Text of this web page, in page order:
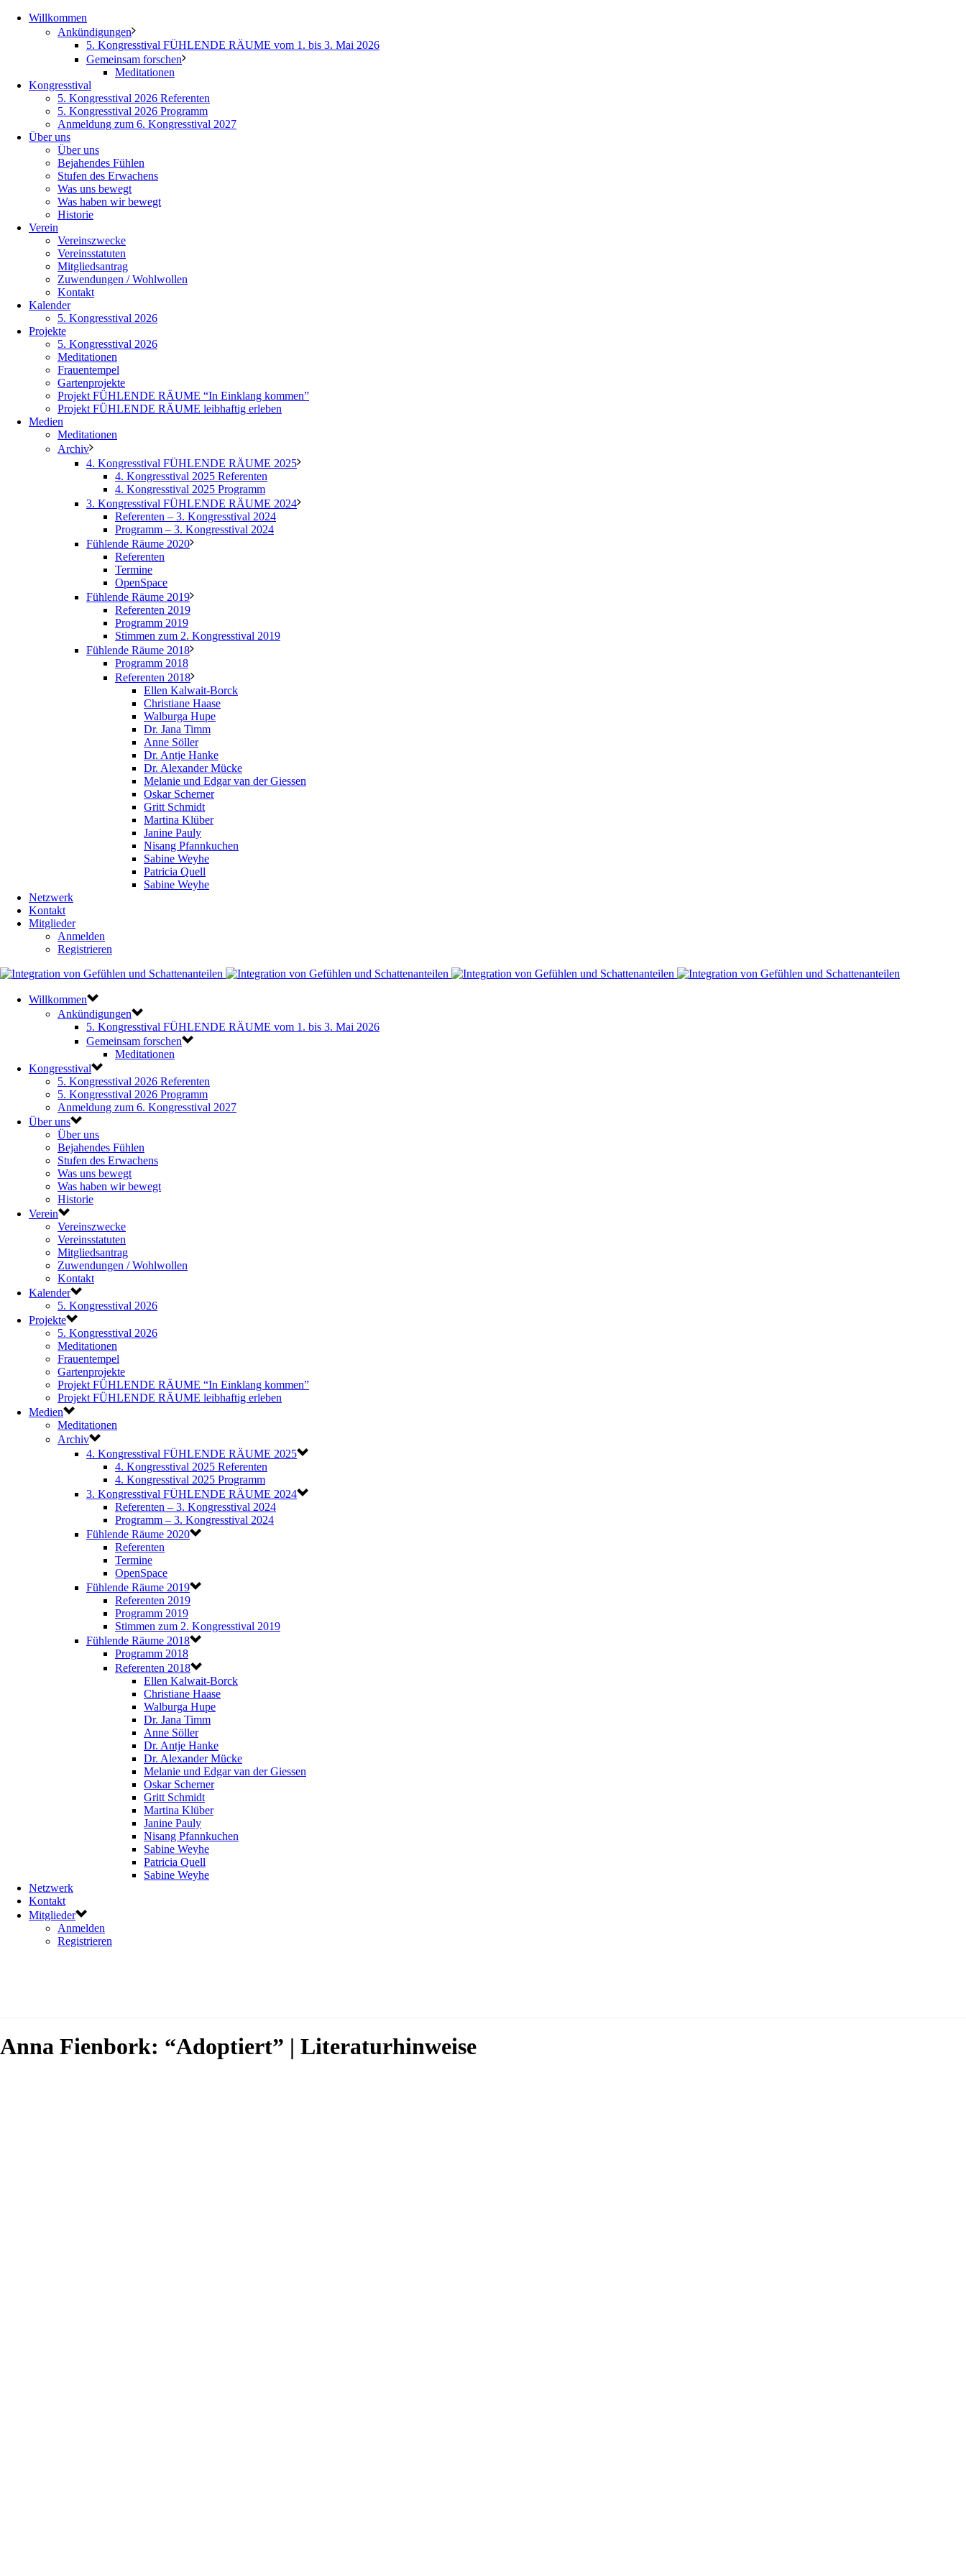
Willkommen
Ankündigungen
5. Kongresstival FÜHLENDE RÄUME vom 1. bis 3. Mai 2026
Gemeinsam forschen
Meditationen
Kongresstival
5. Kongresstival 2026 Referenten
5. Kongresstival 2026 Programm
Anmeldung zum 6. Kongresstival 2027
Über uns
Über uns
Bejahendes Fühlen
Stufen des Erwachens
Was uns bewegt
Was haben wir bewegt
Historie
Verein
Vereinszwecke
Vereinsstatuten
Mitgliedsantrag
Zuwendungen / Wohlwollen
Kontakt
Kalender
5. Kongresstival 2026
Projekte
5. Kongresstival 2026
Meditationen
Frauentempel
Gartenprojekte
Projekt FÜHLENDE RÄUME “In Einklang kommen”
Projekt FÜHLENDE RÄUME leibhaftig erleben
Medien
Meditationen
Archiv
4. Kongresstival FÜHLENDE RÄUME 2025
4. Kongresstival 2025 Referenten
4. Kongresstival 2025 Programm
3. Kongresstival FÜHLENDE RÄUME 2024
Referenten – 3. Kongresstival 2024
Programm – 3. Kongresstival 2024
Fühlende Räume 2020
Referenten
Termine
OpenSpace
Fühlende Räume 2019
Referenten 2019
Programm 2019
Stimmen zum 2. Kongresstival 2019
Fühlende Räume 2018
Programm 2018
Referenten 2018
Ellen Kalwait-Borck
Christiane Haase
Walburga Hupe
Dr. Jana Timm
Anne Söller
Dr. Antje Hanke
Dr. Alexander Mücke
Melanie und Edgar van der Giessen
Oskar Scherner
Gritt Schmidt
Martina Klüber
Janine Pauly
Nisang Pfannkuchen
Sabine Weyhe
Patricia Quell
Sabine Weyhe
Netzwerk
Kontakt
Mitglieder
Anmelden
Registrieren
Willkommen
Ankündigungen
5. Kongresstival FÜHLENDE RÄUME vom 1. bis 3. Mai 2026
Gemeinsam forschen
Meditationen
Kongresstival
5. Kongresstival 2026 Referenten
5. Kongresstival 2026 Programm
Anmeldung zum 6. Kongresstival 2027
Über uns
Über uns
Bejahendes Fühlen
Stufen des Erwachens
Was uns bewegt
Was haben wir bewegt
Historie
Verein
Vereinszwecke
Vereinsstatuten
Mitgliedsantrag
Zuwendungen / Wohlwollen
Kontakt
Kalender
5. Kongresstival 2026
Projekte
5. Kongresstival 2026
Meditationen
Frauentempel
Gartenprojekte
Projekt FÜHLENDE RÄUME “In Einklang kommen”
Projekt FÜHLENDE RÄUME leibhaftig erleben
Medien
Meditationen
Archiv
4. Kongresstival FÜHLENDE RÄUME 2025
4. Kongresstival 2025 Referenten
4. Kongresstival 2025 Programm
3. Kongresstival FÜHLENDE RÄUME 2024
Referenten – 3. Kongresstival 2024
Programm – 3. Kongresstival 2024
Fühlende Räume 2020
Referenten
Termine
OpenSpace
Fühlende Räume 2019
Referenten 2019
Programm 2019
Stimmen zum 2. Kongresstival 2019
Fühlende Räume 2018
Programm 2018
Referenten 2018
Ellen Kalwait-Borck
Christiane Haase
Walburga Hupe
Dr. Jana Timm
Anne Söller
Dr. Antje Hanke
Dr. Alexander Mücke
Melanie und Edgar van der Giessen
Oskar Scherner
Gritt Schmidt
Martina Klüber
Janine Pauly
Nisang Pfannkuchen
Sabine Weyhe
Patricia Quell
Sabine Weyhe
Netzwerk
Kontakt
Mitglieder
Anmelden
Registrieren
Anna Fienbork: “Adoptiert” | Literaturhinweise